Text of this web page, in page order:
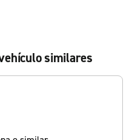
similares